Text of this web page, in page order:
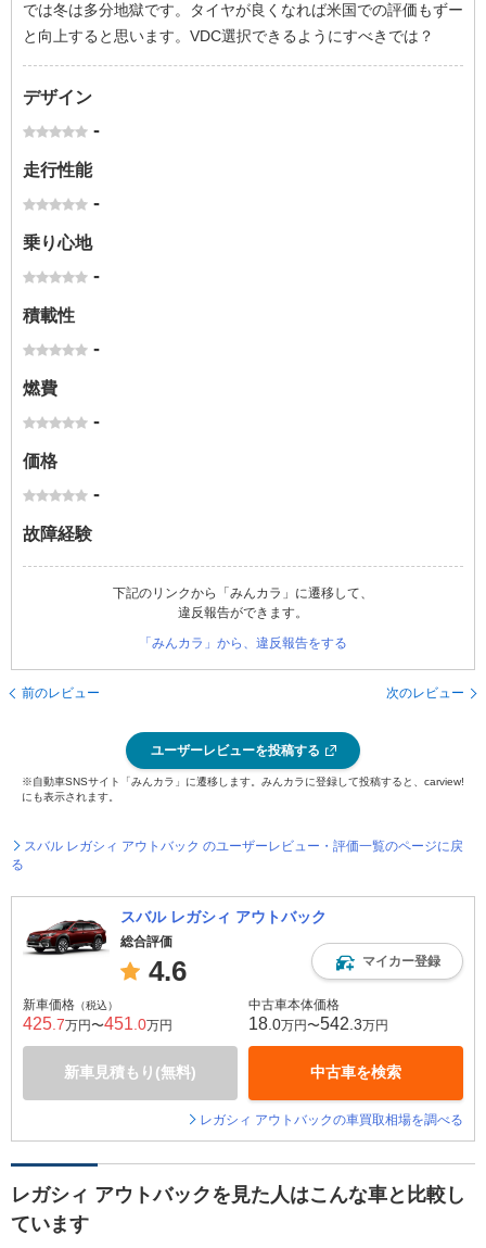
では冬は多分地獄です。タイヤが良くなれば米国での評価もずー
と向上すると思います。VDC選択できるようにすべきでは？
デザイン
-
走行性能
-
乗り心地
-
積載性
-
燃費
-
価格
-
故障経験
下記のリンクから「みんカラ」に遷移して、
違反報告ができます。
「みんカラ」から、違反報告をする
前のレビュー 次のレビュー
ユーザーレビューを投稿する
※自動車SNSサイト「みんカラ」に遷移します。みんカラに登録して投稿すると、carview!
にも表示されます。
スバル レガシィ アウトバック のユーザーレビュー・評価一覧のページに戻
る
スバル レガシィ アウトバック
総合評価
4.6 マイカー登録
新車価格 （税込）
425 .7万円〜451 .0万円
新車見積もり(無料)
中古車本体価格
18 .0万円〜542 .3万円
中古車を検索
レガシィ アウトバックの車買取相場を調べる
レガシィ アウトバックを見た人はこんな車と比較し
ています